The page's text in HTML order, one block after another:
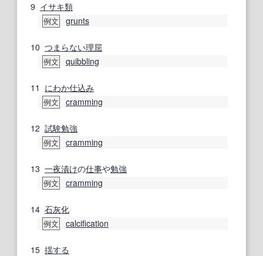
9 イサキ類
例文 grunts
10 つまらない理屈
例文 quibbling
11 にわか仕込み
例文 cramming
12 試験勉強
例文 cramming
13 一夜漬けの仕事や勉強
例文 cramming
14 石灰化
例文 calcification
15 揺する